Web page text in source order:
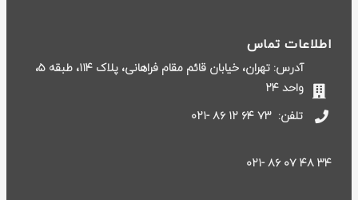
اطلاعات تماس
آدرس: تهران، خیابان قائم مقام فراهانی، پلاک ۱۱۴، طبقه ۵،
واحد ۲۴
تلفن:۷۳ ۶۴ ۱۲ ۸۶ -۰۲۱
۳۴ ۴۸ ۰۷ ۸۶ -۰۲۱